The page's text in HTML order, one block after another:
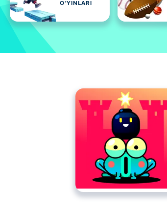
OʻYINLARI
Bu yerda siz Blumgi